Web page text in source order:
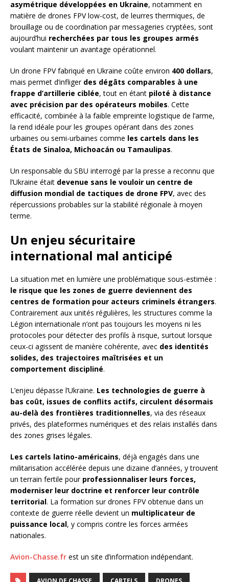
asymétrique développées en Ukraine, notamment en
matière de drones FPV low-cost, de leurres thermiques, de
brouillage ou de coordination par messageries cryptées, sont
aujourd’hui recherchées par tous les groupes armés
voulant maintenir un avantage opérationnel.
Un drone FPV fabriqué en Ukraine coûte environ 400 dollars,
mais permet d’infliger des dégâts comparables à une
frappe d’artillerie ciblée, tout en étant piloté à distance
avec précision par des opérateurs mobiles. Cette
efficacité, combinée à la faible empreinte logistique de l’arme,
la rend idéale pour les groupes opérant dans des zones
urbaines ou semi-urbaines comme les cartels dans les
États de Sinaloa, Michoacán ou Tamaulipas.
Un responsable du SBU interrogé par la presse a reconnu que
l’Ukraine était devenue sans le vouloir un centre de
diffusion mondial de tactiques de drone FPV, avec des
répercussions probables sur la stabilité régionale à moyen
terme.
Un enjeu sécuritaire
international mal anticipé
La situation met en lumière une problématique sous-estimée :
le risque que les zones de guerre deviennent des
centres de formation pour acteurs criminels étrangers.
Contrairement aux unités régulières, les structures comme la
Légion internationale n’ont pas toujours les moyens ni les
protocoles pour détecter des profils à risque, surtout lorsque
ceux-ci agissent de manière cohérente, avec des identités
solides, des trajectoires maîtrisées et un
comportement discipliné.
L’enjeu dépasse l’Ukraine. Les technologies de guerre à
bas coût, issues de conflits actifs, circulent désormais
au-delà des frontières traditionnelles, via des réseaux
privés, des plateformes numériques et des relais installés dans
des zones grises légales.
Les cartels latino-américains, déjà engagés dans une
militarisation accélérée depuis une dizaine d’années, y trouvent
un terrain fertile pour professionnaliser leurs forces,
moderniser leur doctrine et renforcer leur contrôle
territorial. La formation sur drones FPV obtenue dans un
contexte de guerre réelle devient un multiplicateur de
puissance local, y compris contre les forces armées
nationales.
Avion-Chasse.fr est un site d’information indépendant.